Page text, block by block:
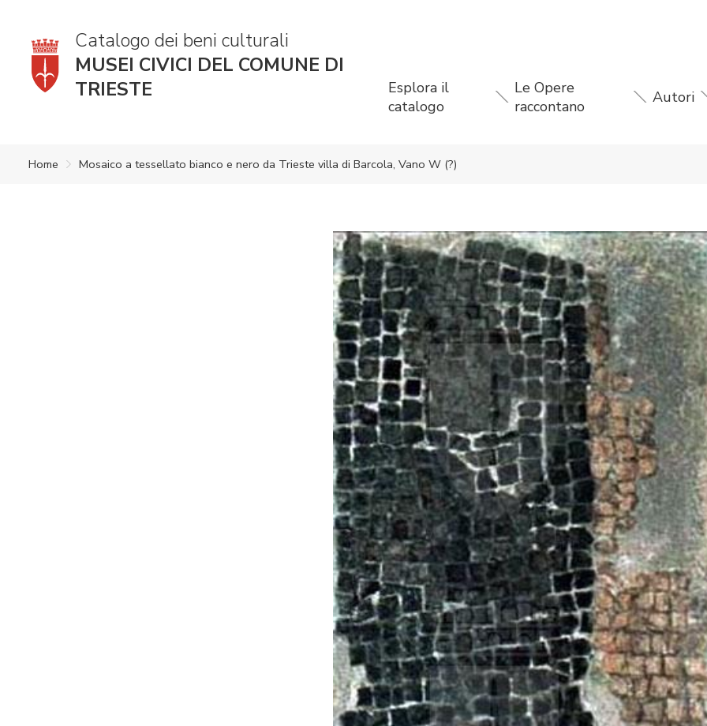
Catalogo dei beni culturali
MUSEI CIVICI DEL COMUNE DI
TRIESTE
Esplora il
catalogo
Le Opere
raccontano
Autori
Home Mosaico a tessellato bianco e nero da Trieste villa di Barcola, Vano W (?)